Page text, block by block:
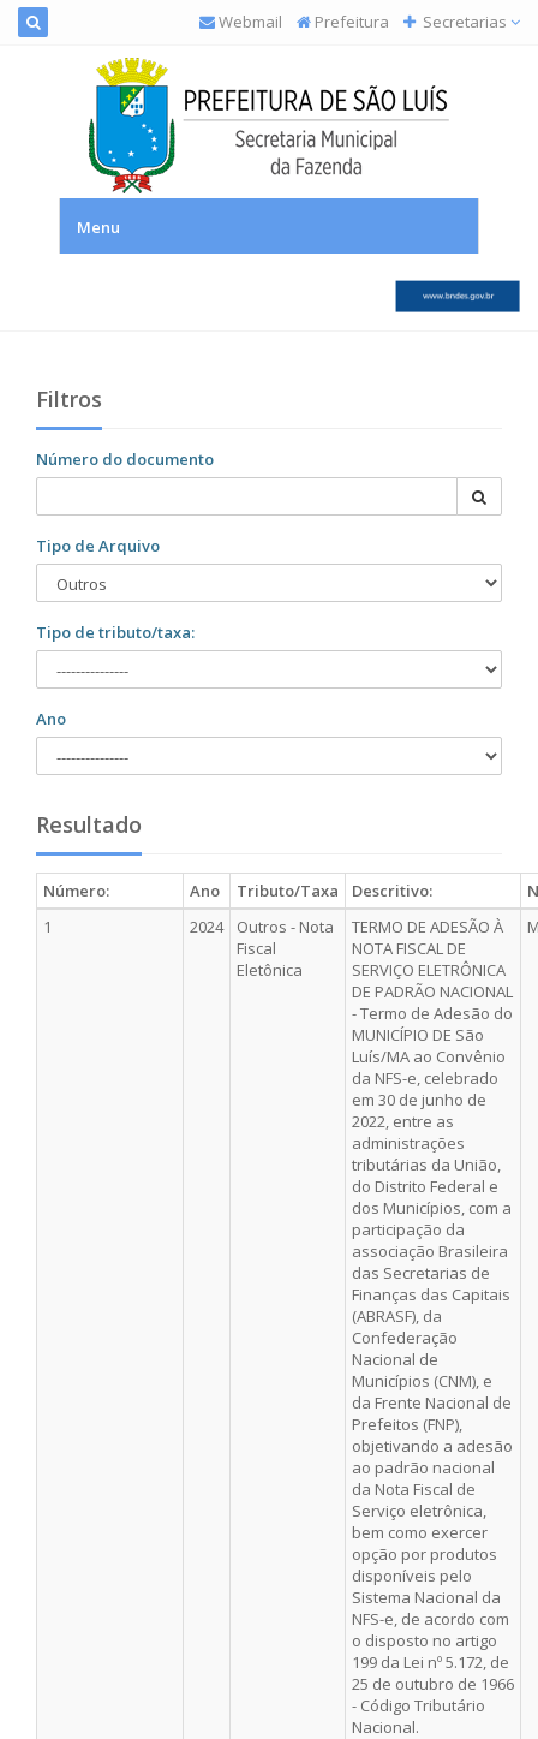
Webmail Prefeitura Secretarias
Menu
Filtros
Número do documento
Tipo de Arquivo
Tipo de tributo/taxa:
Ano
Resultado
Número: Ano Tributo/Taxa Descritivo:
1
2024
Outros - Nota
Fiscal
Eletônica
TERMO DE ADESÃO À
NOTA FISCAL DE
SERVIÇO ELETRÔNICA
DE PADRÃO NACIONAL
- Termo de Adesão do
MUNICÍPIO DE São
Luís/MA ao Convênio
da NFS-e, celebrado
em 30 de junho de
2022, entre as
administrações
tributárias da União,
do Distrito Federal e
dos Municípios, com a
participação da
associação Brasileira
das Secretarias de
Finanças das Capitais
(ABRASF), da
Confederação
Nacional de
Municípios (CNM), e
da Frente Nacional de
Prefeitos (FNP),
objetivando a adesão
ao padrão nacional
da Nota Fiscal de
Serviço eletrônica,
bem como exercer
opção por produtos
disponíveis pelo
Sistema Nacional da
NFS-e, de acordo com
o disposto no artigo
199 da Lei nº 5.172, de
25 de outubro de 1966
- Código Tributário
Nacional.